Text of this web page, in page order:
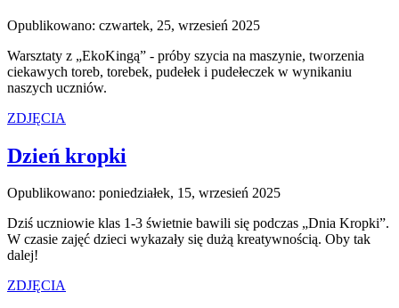
Opublikowano: czwartek, 25, wrzesień 2025
Warsztaty z „EkoKingą” - próby szycia na maszynie, tworzenia
ciekawych toreb, torebek, pudełek i pudełeczek w wynikaniu
naszych uczniów.
ZDJĘCIA
Dzień kropki
Opublikowano: poniedziałek, 15, wrzesień 2025
Dziś uczniowie klas 1-3 świetnie bawili się podczas „Dnia Kropki”.
W czasie zajęć dzieci wykazały się dużą kreatywnością. Oby tak
dalej!
ZDJĘCIA